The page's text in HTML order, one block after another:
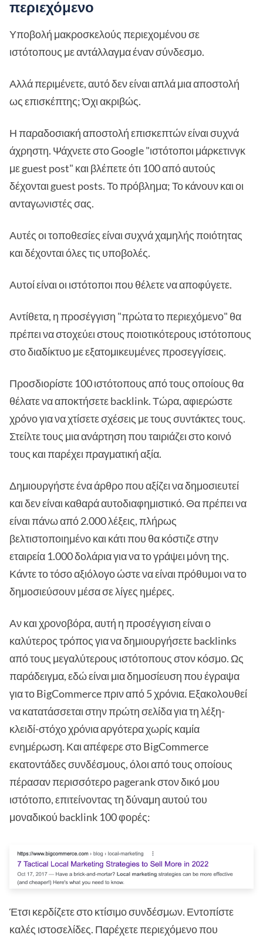
περιεχόμενο
Υποβολή μακροσκελούς περιεχομένου σε
ιστότοπους με αντάλλαγμα έναν σύνδεσμο.
Αλλά περιμένετε, αυτό δεν είναι απλά μια αποστολή
ως επισκέπτης; Όχι ακριβώς.
Η παραδοσιακή αποστολή επισκεπτών είναι συχνά
άχρηστη. Ψάχνετε στο Google "ιστότοποι μάρκετινγκ
με guest post" και βλέπετε ότι 100 από αυτούς
δέχονται guest posts. Το πρόβλημα; Το κάνουν και οι
ανταγωνιστές σας.
Αυτές οι τοποθεσίες είναι συχνά χαμηλής ποιότητας
και δέχονται όλες τις υποβολές.
Αυτοί είναι οι ιστότοποι που θέλετε να αποφύγετε.
Αντίθετα, η προσέγγιση "πρώτα το περιεχόμενο" θα
πρέπει να στοχεύει στους ποιοτικότερους ιστότοπους
στο διαδίκτυο με εξατομικευμένες προσεγγίσεις.
Προσδιορίστε 100 ιστότοπους από τους οποίους θα
θέλατε να αποκτήσετε backlink. Τώρα, αφιερώστε
χρόνο για να χτίσετε σχέσεις με τους συντάκτες τους.
Στείλτε τους μια ανάρτηση που ταιριάζει στο κοινό
τους και παρέχει πραγματική αξία.
Δημιουργήστε ένα άρθρο που αξίζει να δημοσιευτεί
και δεν είναι καθαρά αυτοδιαφημιστικό. Θα πρέπει να
είναι πάνω από 2.000 λέξεις, πλήρως
βελτιστοποιημένο και κάτι που θα κόστιζε στην
εταιρεία 1.000 δολάρια για να το γράψει μόνη της.
Κάντε το τόσο αξιόλογο ώστε να είναι πρόθυμοι να το
δημοσιεύσουν μέσα σε λίγες ημέρες.
Αν και χρονοβόρα, αυτή η προσέγγιση είναι ο
καλύτερος τρόπος για να δημιουργήσετε backlinks
από τους μεγαλύτερους ιστότοπους στον κόσμο. Ως
παράδειγμα, εδώ είναι μια δημοσίευση που έγραψα
για το BigCommerce πριν από 5 χρόνια. Εξακολουθεί
να κατατάσσεται στην πρώτη σελίδα για τη λέξη-
κλειδί-στόχο χρόνια αργότερα χωρίς καμία
ενημέρωση. Και απέφερε στο BigCommerce
εκατοντάδες συνδέσμους, όλοι από τους οποίους
πέρασαν περισσότερο pagerank στον δικό μου
ιστότοπο, επιτείνοντας τη δύναμη αυτού του
μοναδικού backlink 100 φορές:
Έτσι κερδίζετε στο κτίσιμο συνδέσμων. Εντοπίστε
καλές ιστοσελίδες. Παρέχετε περιεχόμενο που